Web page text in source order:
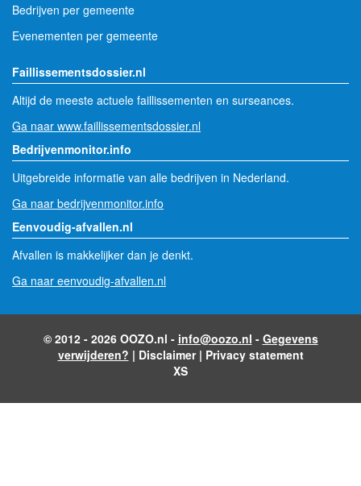
Bedrijven per gemeente
Evenementen per gemeente
Faillissementsdossier.nl
Altijd de meeste actuele faillissementen en surseances.
Ga naar www.faillissementsdossier.nl
Bedrijvenmonitor.info
Uitgebreide informatie van alle bedrijven in Nederland.
Ga naar bedrijvenmonitor.info
Eenvoudig-afvallen.nl
Afvallen is makkelijker dan je denkt.
Ga naar eenvoudig-afvallen.nl
© 2012 - 2026 OOZO.nl - info@oozo.nl - Gegevens
verwijderen? | Disclaimer| Privacy statement
XS